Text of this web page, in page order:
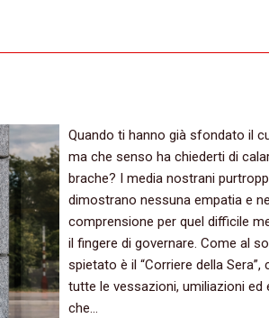
Quando ti hanno già sfondato il
ma che senso ha chiederti di
brache? I media nostrani
dimostrano nessuna empatia e
comprensione per quel difficile
il fingere di governare. Come al
spietato è il “Corriere della Sera”,
tutte le vessazioni, umiliazioni ed
che…